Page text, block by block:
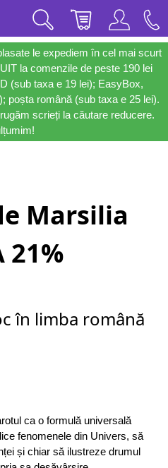
le expediem în cel mai scurt
la comenzile de peste 190 lei
(sub taxa e 19 lei); EasyBox,
poșta română (sub taxa e 25 lei).
scrieți la căutare reducere.
Marsilia
21%
în limba română
ca o formulă universală
fenomenele din Univers, să
și chiar să ilustreze drumul